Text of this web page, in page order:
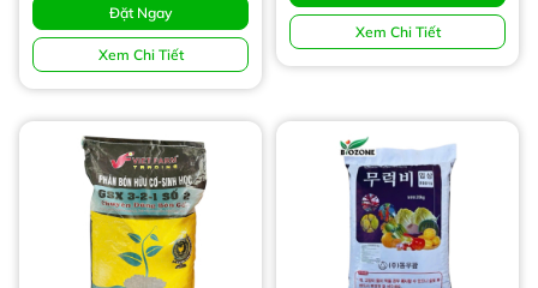
Đặt Ngay
Xem Chi Tiết
Xem Chi Tiết